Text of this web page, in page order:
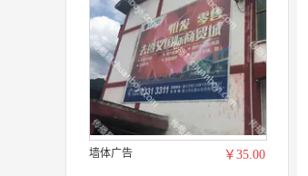
墙体广告 ￥35.00